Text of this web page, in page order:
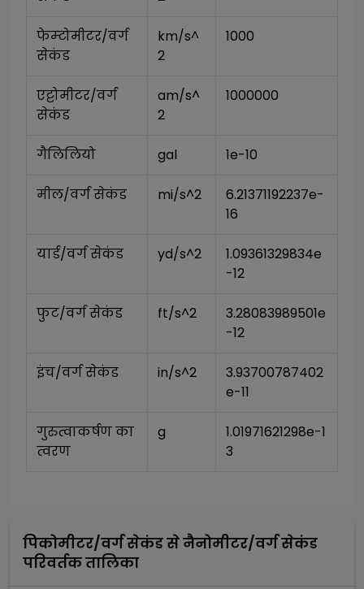
फेम्टोमीटर/वर्ग
सेकंड
km/s^
2
1000
एट्टोमीटर/वर्ग
सेकंड
am/s^
2
1000000
गैलिलियो gal 1e-10
मील/वर्ग सेकंड mi/s^2
6.21371192237e-
16
यार्ड/वर्ग सेकंड yd/s^2
1.09361329834e
-12
फुट/वर्ग सेकंड ft/s^2
3.28083989501e
-12
इंच/वर्ग सेकंड in/s^2
3.93700787402
e-11
गुरुत्वाकर्षण का
त्वरण
g
1.01971621298e-1
3
पिकोमीटर/वर्ग सेकंडसेनैनोमीटर/वर्ग सेकंड
परिवर्तक तालिका